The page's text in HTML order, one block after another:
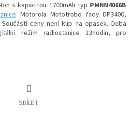
s kapacitou 1700mAh typ PMNN4066B
Motorola Mototrobo řady DP3400,
Součástí ceny není klip na opasek. Doba
režim radiostanice 13hodin, pro
SDÍLET